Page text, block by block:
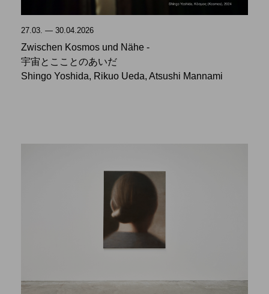
27.03. — 30.04.2026
Zwischen Kosmos und Nähe -
宇宙とこことのあいだ
Shingo Yoshida, Rikuo Ueda, Atsushi Mannami